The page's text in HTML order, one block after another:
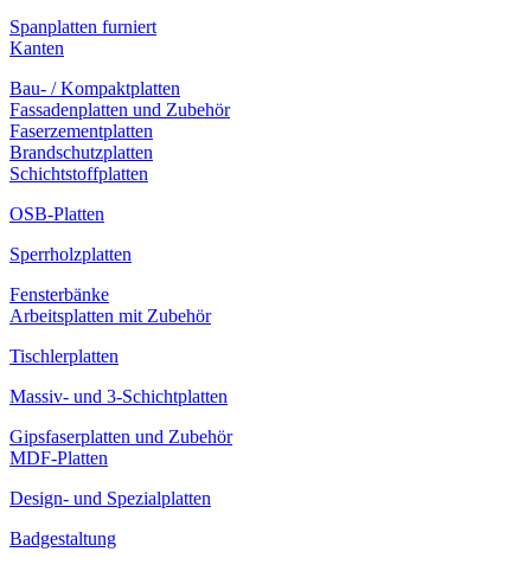
Spanplatten furniert
Kanten
Bau- / Kompaktplatten
Fassadenplatten und Zubehör
Faserzementplatten
Brandschutzplatten
Schichtstoffplatten
OSB-Platten
Sperrholzplatten
Fensterbänke
Arbeitsplatten mit Zubehör
Tischlerplatten
Massiv- und 3-Schichtplatten
Gipsfaserplatten und Zubehör
MDF-Platten
Design- und Spezialplatten
Badgestaltung